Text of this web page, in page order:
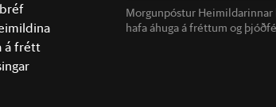
á frétt
Morgunpóstur Heimildarinnar
hafa áhuga á fréttum og